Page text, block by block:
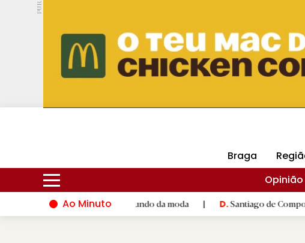
PUB.
Hoje 16ºC 28ºC DMtv Revista
Braga
Opinião
Ao Minuto
e à inovação do mundo da moda | D.Santiago de Compostela